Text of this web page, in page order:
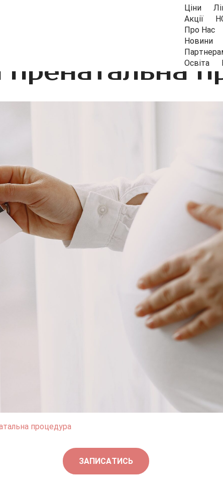
Ціни
Акції
Про Нас
Новини
Освіта
пренатальна
процедура
ЗАПИСАТИСЬ